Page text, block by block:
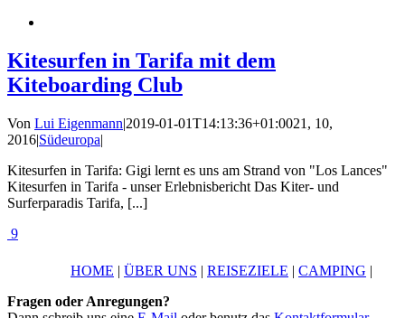
Kitesurfen in Tarifa mit dem
Kiteboarding Club
Von Lui Eigenmann|2019-01-01T14:13:36+01:0021, 10,
2016|Südeuropa|
Kitesurfen in Tarifa: Gigi lernt es uns am Strand von "Los Lances"
Kitesurfen in Tarifa - unser Erlebnisbericht Das Kiter- und
Surferparadis Tarifa, [...]
9
HOME | ÜBER UNS | REISEZIELE | CAMPING |
Fragen oder Anregungen?